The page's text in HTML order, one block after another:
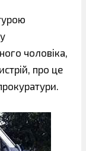
чоловіка,
про це